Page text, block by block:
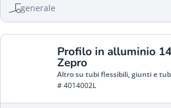
generale
Profilo in alluminio
Zepro
Altro su tubi flessibili, giunti e
# 4014002L